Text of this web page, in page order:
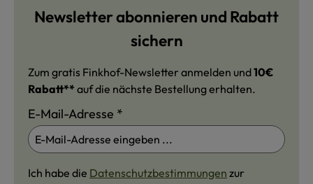
Newsletter abonnieren und Rabatt
sichern
Zum gratis Finkhof-Newsletter anmelden und10€
Rabatt** auf die nächste Bestellung erhalten.
E-Mail-Adresse *
Ich habe die Datenschutzbestimmungen zur